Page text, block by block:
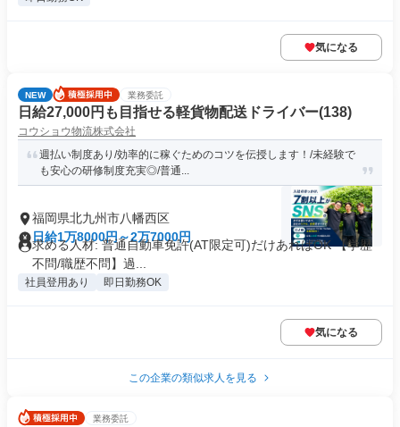
気になる
NEW 業務委託
日給27,000円も目指せる軽貨物配送ドライバー(138)
コウショウ物流株式会社
週払い制度あり/効率的に稼ぐためのコツを伝授します！/未経験で
も安心の研修制度充実◎/普通...
福岡県北九州市八幡西区
日給1万8000円～2万7000円
求める人材: 普通自動車免許(AT限定可)だけあればOK 【学歴
不問/職歴不問】過...
社員登用あり 即日勤務OK
気になる
この企業の類似求人を見る
業務委託